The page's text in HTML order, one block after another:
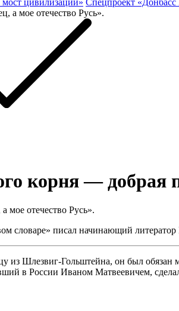
цивилизаций» Спецпроект «Донбасс
корня — добрая
мое отечество Русь».
словаре» писал начинающий
из Шлезвиг-Гольштейна, он был
в России Иваном Матвеевичем,